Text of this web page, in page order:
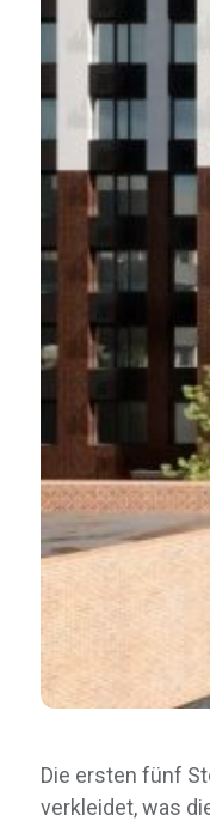
Die ersten fünf
verkleidet, was